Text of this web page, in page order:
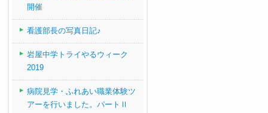
開催
看護部長の写真日記♪
岩屋中学トライやるウィーク
2019
病院見学・ふれあい職業体験ツ
アーを行いました。パートⅡ